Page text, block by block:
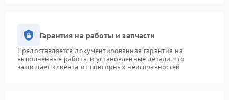
Гарантия на работы и запчасти
Предоставляется документированная гарантия на
выполненные работы и установленные детали, что
защищает клиента от повторных неисправностей